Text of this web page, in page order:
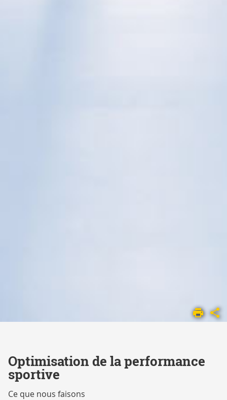
NOS
DE LA
PERFORMANCE
SPORTIVE
Optimisation de la performance
sportive
Ce que nous faisons